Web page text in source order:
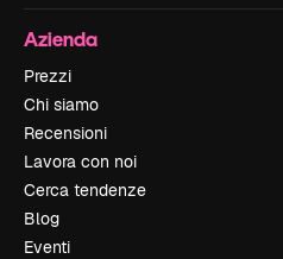
Azienda
Prezzi
Chi siamo
Recensioni
Lavora con noi
Cerca tendenze
Blog
Eventi